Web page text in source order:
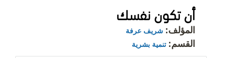
أن تكون نفسك
المؤلف: شريف عرفة
القسم: تنمية بشرية